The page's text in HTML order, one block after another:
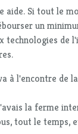
Si tout le
un
technologies
à l'encontre de
la ferme
tout le temps,